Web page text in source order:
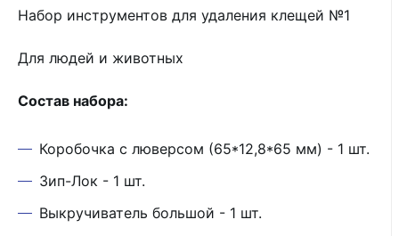
Набор инструментов для удаления клещей №1
Для людей и животных
Состав набора:
Коробочка с люверсом (65*12,8*65 мм) - 1 шт.
Зип-Лок - 1 шт.
Выкручиватель большой - 1 шт.